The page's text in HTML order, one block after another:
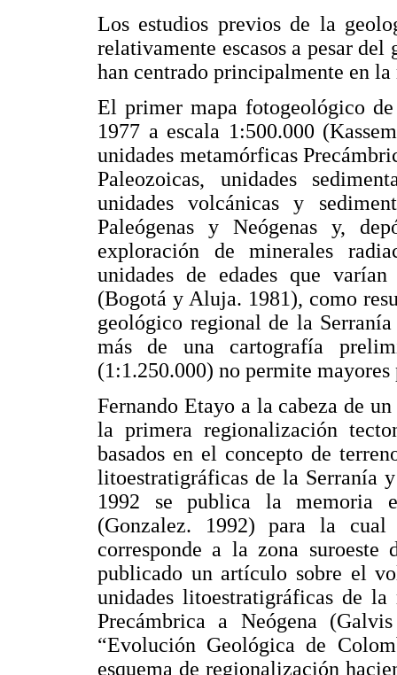
Los estudios previos de la
relativamente escasos a pesar
han centrado principalmente en
El primer mapa fotogeológico
1977 a escala 1:500.000
unidades metamórficas
Paleozoicas, unidades
unidades volcánicas y
Paleógenas y Neógenas y,
exploración de minerales
unidades de edades que
(Bogotá y Aluja. 1981), como
geológico regional de la
más de una cartografía
(1:1.250.000) no permite mayores
Fernando Etayo a la cabeza de
la primera regionalización
basados en el concepto de
litoestratigráficas de la Serranía
1992 se publica la memoria
(Gonzalez. 1992) para la
corresponde a la zona
publicado un artículo sobre el
unidades litoestratigráficas de
Precámbrica a Neógena
“Evolución Geológica de
esquema de regionalización